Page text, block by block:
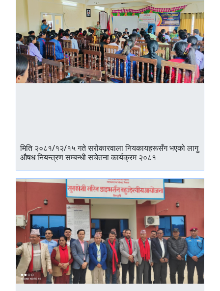
मिति २०८१/१२/१५ गते सरोकारवाला नियकायहरूसँग भएको लागु
औषध नियन्त्रण सम्बन्धी सचेतना कार्यक्रम २०८१